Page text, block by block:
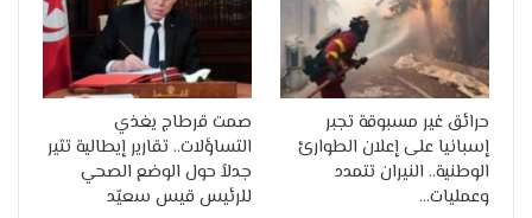
حرائق غير مسبوقة تجبر
إسبانيا على إعلان الطوارئ
الوطنية.. النيران تتمدد
وعمليات…
صمت قرطاج يغذي
التساؤلات.. تقارير إيطالية تثير
جدلاً حول الوضع الصحي
للرئيس قيس سعيّد